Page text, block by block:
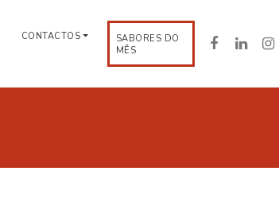
CONTACTOS
SABORES DO
MÊS